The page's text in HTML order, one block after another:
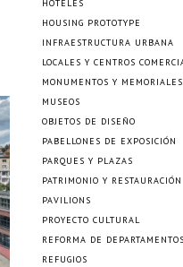
HOTELES
HOUSING PROTOTYPE
INFRAESTRUCTURA URBANA
LOCALES Y CENTROS
MONUMENTOS Y MEMORIALES
MUSEOS
OBJETOS DE DISEÑO
PABELLONES DE EXPOSICIÓN
PARQUES Y PLAZAS
PATRIMONIO Y RESTAURACIÓN
PAVILIONS
PROYECTO CULTURAL
REFORMA DE DEPARTAMENTOS
REFUGIOS